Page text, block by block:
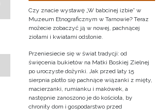
Czy znacie wystawę „W babcinej izbie” w
Muzeum Etnograficznym w Tarnowie? Teraz
możecie zobaczyć ją w nowej, pachnącej
ziołami i kwiatami odsłonie.
Przeniesiecie się w świat tradycji: od
święcenia bukietów na Matki Boskiej Zielnej
po uroczyste dożynki. Jak przed laty 15
sierpnia plotło się pachnące wiązanki z mięty,
macierzanki, rumianku i makówek, a
następnie zanoszono je do kościoła, by
chroniły dom i gospodarstwo przed